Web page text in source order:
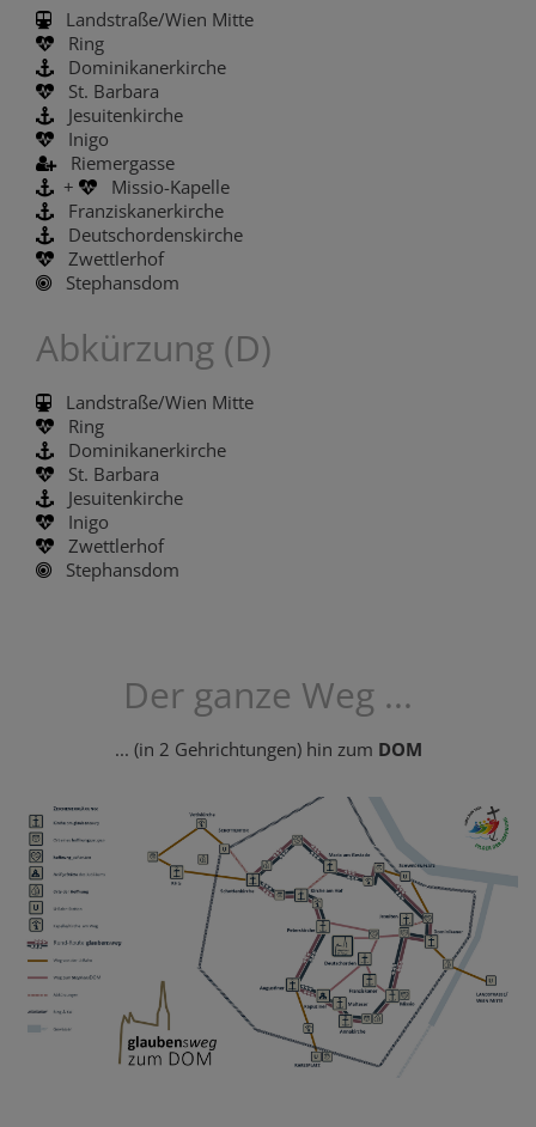
Landstraße/Wien Mitte
Ring
Dominikanerkirche
St. Barbara
Jesuitenkirche
Inigo
Riemergasse
+
Missio-Kapelle
Franziskanerkirche
Deutschordenskirche
Zwettlerhof
Stephansdom
Abkürzung (D)
Landstraße/Wien Mitte
Ring
Dominikanerkirche
St. Barbara
Jesuitenkirche
Inigo
Zwettlerhof
Stephansdom
Der ganze Weg ...
... (in 2 Gehrichtungen) hin zum DOM